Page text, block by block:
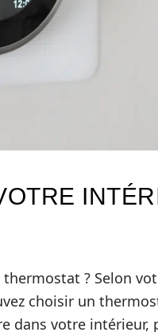
? Selon
choisir un
dans votre intérieur,